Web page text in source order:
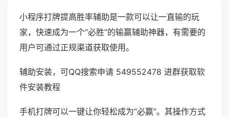
小程序打牌提高胜率辅助是一款可以让一直输的玩
家，快速成为一个“必胜”的输赢辅助神器，有需要的
用户可通过正规渠道获取使用。
辅助安装，可QQ搜索申请 549552478 进群获取软
件安装教程
手机打牌可以一键让你轻松成为“必赢”。其操作方式